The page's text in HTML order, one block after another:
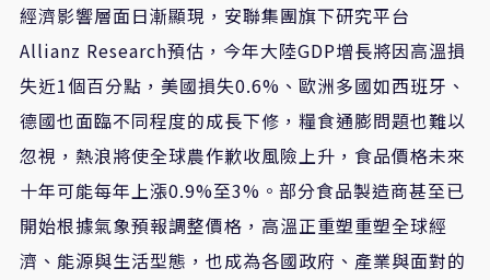
經濟影響層面日漸顯現，安聯集團旗下研究平台
Allianz Research預估，今年大陸GDP增長將因高溫損
失近1個百分點，美國損失0.6%、歐洲多國如西班牙、
德國也面臨不同程度的成長下修，糧食通膨問題也難以
忽視，熱浪將使全球農作歉收風險上升，食品價格未來
十年可能每年上漲0.9%至3%。部分食品製造商甚至已
開始根據氣象預報調整價格，高溫正重塑重塑全球經
濟、能源與生活型態，也成為各國政府、產業與面對的